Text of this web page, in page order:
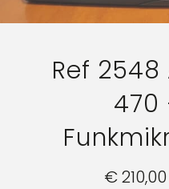
Ref 2548
470
€210,00